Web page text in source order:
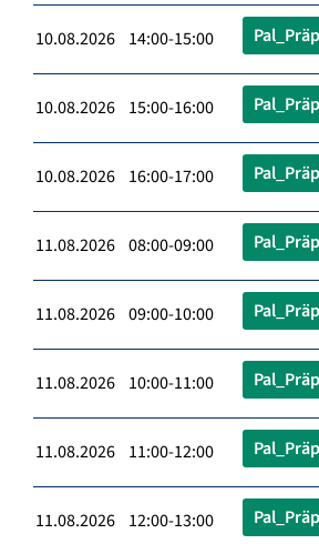
10.08.2026 14:00-15:00 Pal_Präp
10.08.2026 15:00-16:00 Pal_Präp
10.08.2026 16:00-17:00 Pal_Präp
11.08.2026 08:00-09:00 Pal_Präp
11.08.2026 09:00-10:00 Pal_Präp
11.08.2026 10:00-11:00 Pal_Präp
11.08.2026 11:00-12:00 Pal_Präp
11.08.2026 12:00-13:00 Pal_Präp